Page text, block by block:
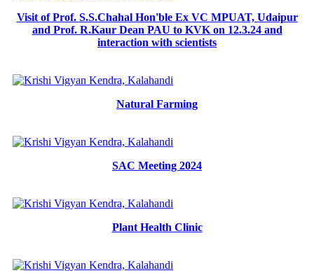
Visit of Prof. S.S.Chahal Hon'ble Ex VC MPUAT, Udaipur
and Prof. R.Kaur Dean PAU to KVK on 12.3.24 and
interaction with scientists
Natural Farming
SAC Meeting 2024
Plant Health Clinic